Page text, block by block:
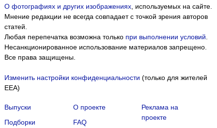
О фотографиях и других изображениях, используемых на сайте.
Мнение редакции не всегда совпадает с точкой зрения авторов
статей.
Любая перепечатка возможна только при выполнении условий
Несанкционированное использование материалов запрещено.
Все права защищены.
Изменить настройки конфиденциальности (только для жителей
EEA)
Выпуски
Подборки
О проекте
FAQ
Реклама на
проекте